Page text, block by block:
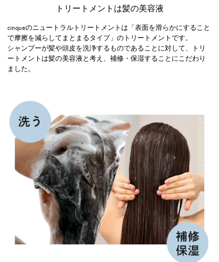
トリートメントは髪の美容液
cinqueのニュートラルトリートメントは「表面を滑らかにすること
で摩擦を減らしてまとまるタイプ」のトリートメントです。
シャンプーが髪や頭皮を洗浄するものであることに対して、トリ
ートメントは髪の美容液と考え、補修・保湿することにこだわり
ました。